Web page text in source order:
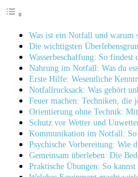
Was ist ein Notfall und warum
Die wichtigsten
Wasserbeschaffung:​ So
Nahrung im Notfall: Was ‌du
Erste Hilfe: Wesentliche
Notfallrucksack: Was gehört
Feuer machen: Techniken, ⁣die
Orientierung ohne Technik:
Schutz vor ‌Wetter und
Kommunikation im Notfall: So
Psychische ​Vorbereitung: Wie
Gemeinsam überleben: Die‌
Praktische Übungen: So ⁤kannst‌